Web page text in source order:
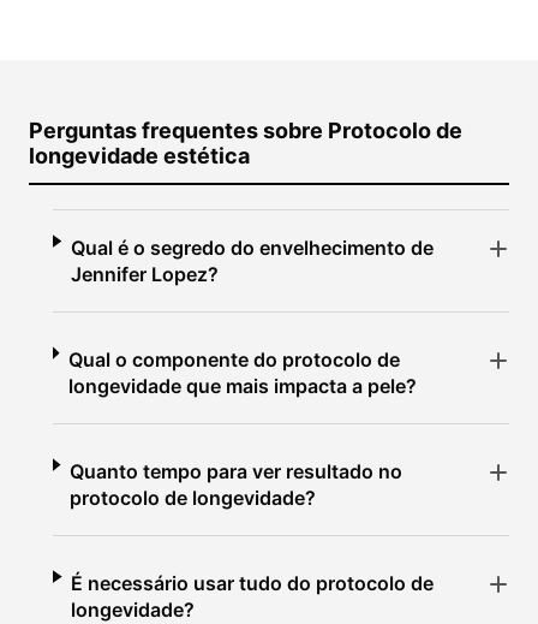
Perguntas frequentes sobre Protocolo de
longevidade estética
Qual é o segredo do envelhecimento de
Jennifer Lopez?
Qual o componente do protocolo de
longevidade que mais impacta a pele?
Quanto tempo para ver resultado no
protocolo de longevidade?
É necessário usar tudo do protocolo de
longevidade?